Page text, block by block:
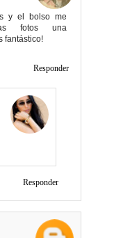
y el bolso me
fotos una
fantástico!
Responder
Responder